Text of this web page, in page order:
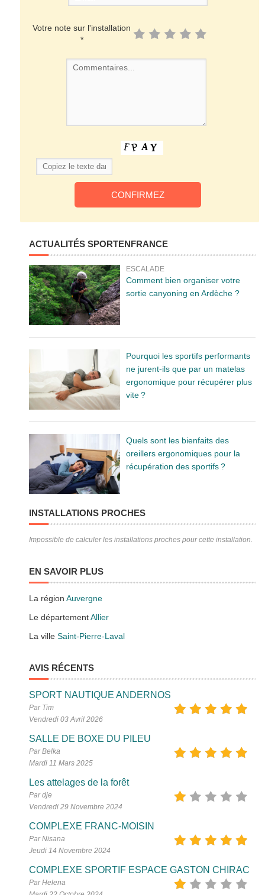
Votre note sur l'installation
*
ACTUALITÉS SPORTENFRANCE
ESCALADE
Comment bien organiser votre
sortie canyoning en Ardèche ?
Pourquoi les sportifs performants
ne jurent-ils que par un matelas
ergonomique pour récupérer plus
vite ?
Quels sont les bienfaits des
oreillers ergonomiques pour la
récupération des sportifs ?
INSTALLATIONS PROCHES
Impossible de calculer les installations proches pour cette installation.
EN SAVOIR PLUS
La régionAuvergne
Le départementAllier
La villeSaint-Pierre-Laval
AVIS RÉCENTS
SPORT NAUTIQUE ANDERNOS
Par Tim
Vendredi 03 Avril 2026
SALLE DE BOXE DU PILEU
Par Belka
Mardi 11 Mars 2025
Les attelages de la forêt
Par dje
Vendredi 29 Novembre 2024
COMPLEXE FRANC-MOISIN
Par Nisana
Jeudi 14 Novembre 2024
COMPLEXE SPORTIF ESPACE GASTON CHIRAC
Par Helena